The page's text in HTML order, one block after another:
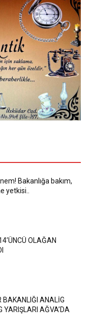
Bakanlığa bakım,
yetkisi..
OLAĞAN
BAKANLIĞI ANALİG
YARIŞLARI AĞVA’DA